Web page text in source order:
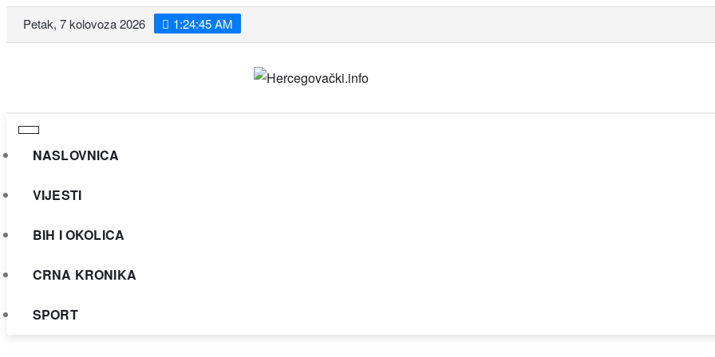
Skip
to
Petak, 7 kolovoza 2026 1:24:47 AM
NASLOVNICA
VIJESTI
BIH I OKOLICA
CRNA KRONIKA
SPORT